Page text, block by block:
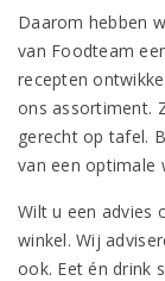
Daarom hebben
van Foodteam
recepten
ons assortiment.
gerecht op tafel.
van een optimale
Wilt u een advies
winkel. Wij
ook. Eet én drink